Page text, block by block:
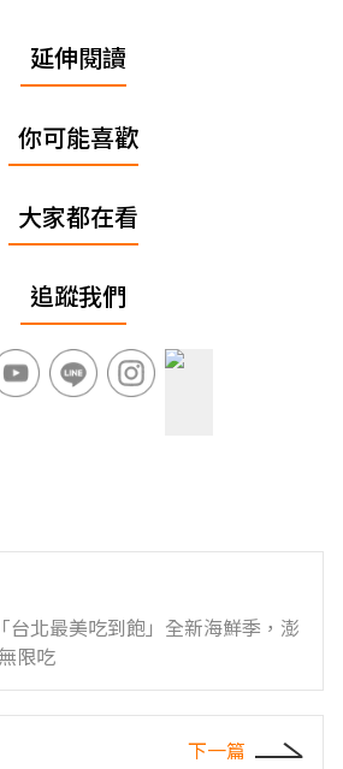
延伸閱讀
你可能喜歡
大家都在看
追蹤我們
台北最美吃到飽」全新海鮮季，澎
限吃
下一篇